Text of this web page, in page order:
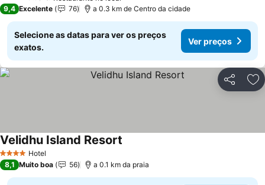
9,4 Excelente 76 a 0.3 km de Centro da cidade
Selecione as datas para ver os preços
exatos.
Ver preços
Partilhar
4 EstrelasHotel
Velidhu Island Resort
8,1 Muito boa 56 a 0.1 km da praia